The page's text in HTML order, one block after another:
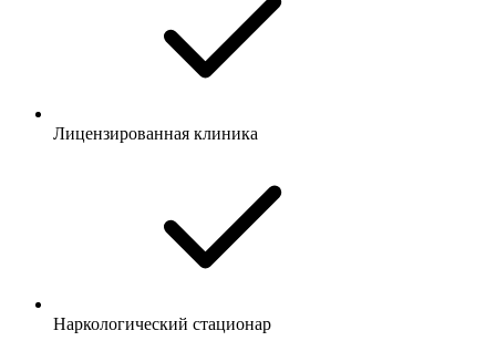
Лицензированная клиника
Наркологический стационар